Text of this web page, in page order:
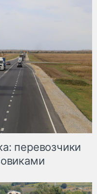
перевозчики